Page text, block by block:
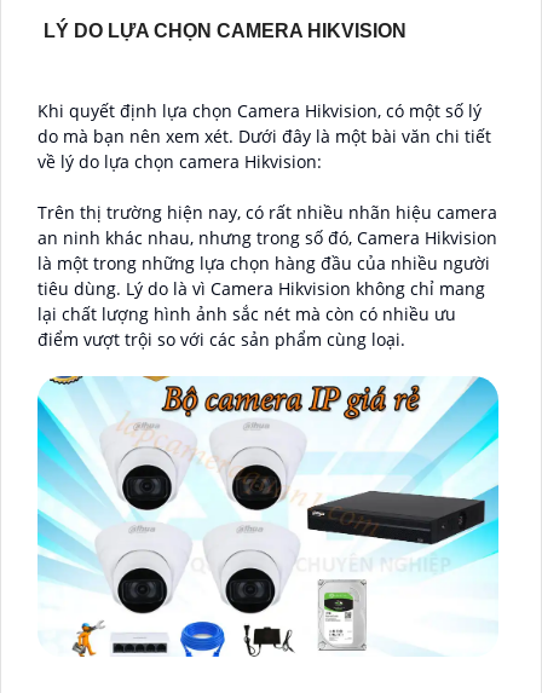
LÝ DO LỰA CHỌN CAMERA HIKVISION
Khi quyết định lựa chọn Camera Hikvision, có một số lý
do mà bạn nên xem xét. Dưới đây là một bài văn chi tiết
về lý do lựa chọn camera Hikvision:
Trên thị trường hiện nay, có rất nhiều nhãn hiệu camera
an ninh khác nhau, nhưng trong số đó, Camera Hikvision
là một trong những lựa chọn hàng đầu của nhiều người
tiêu dùng. Lý do là vì Camera Hikvision không chỉ mang
lại chất lượng hình ảnh sắc nét mà còn có nhiều ưu
điểm vượt trội so với các sản phẩm cùng loại.